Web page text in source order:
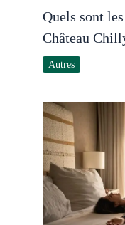
Quels sont
Château
Autres